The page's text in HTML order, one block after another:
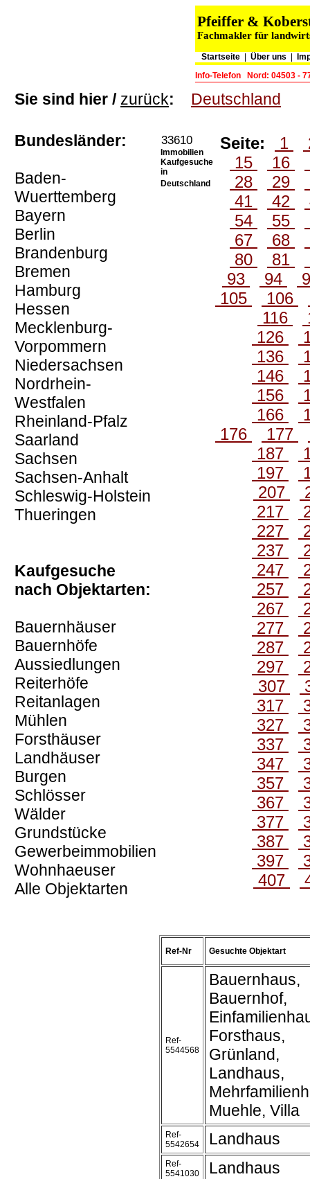
Pfeiffer &
Fachmakler für
Startseite Über uns
Info-Telefon
Nord: 04503 -
Sie sind hier / zurück: Deutschland
Bundesländer:
Baden-
Wuerttemberg
Bayern
Berlin
Brandenburg
Bremen
Hamburg
Hessen
Mecklenburg-
Vorpommern
Niedersachsen
Nordrhein-
Westfalen
Rheinland-Pfalz
Saarland
Sachsen
Sachsen-Anhalt
Schleswig-Holstein
Thueringen
Kaufgesuche
nach Objektarten:
Bauernhäuser
Bauernhöfe
Aussiedlungen
Reiterhöfe
Reitanlagen
Mühlen
Forsthäuser
Landhäuser
Burgen
Schlösser
Wälder
Grundstücke
Gewerbeimmobilien
Wohnhaeuser
Alle Objektarten
33610
Immobilien
Kaufgesuche
in
Deutschland
Seite: 1
15
16
28
29
41
42
54
55
67
68
80
81
93
94
105
106
116
126
136
146
156
166
176
177
187
197
207
217
227
237
247
257
267
277
287
297
307
317
327
337
347
357
367
377
387
397
407
Ref-Nr Gesuchte Objektart
Ref-
5544568
Bauernhaus,
Bauernhof,
Forsthaus,
Grünland,
Landhaus,
Muehle, Villa
Ref-
5542654
Landhaus
Ref-
5541030
Landhaus